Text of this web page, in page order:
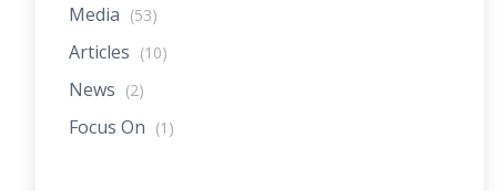
Media (53)
Articles (10)
News (2)
Focus On (1)